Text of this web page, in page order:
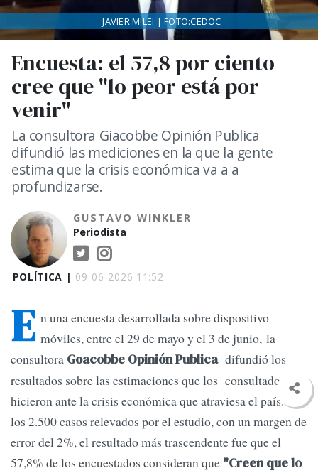
POLÍTICA | 09-06-2026 11:52
Encuesta: el 57,8 por ciento
cree que "lo peor está por
venir"
La consultora Giacobbe Opinión Publica
difundió las mediciones en la que la gente
estima que la crisis económica va a a
profundizarse.
GUSTAVO WINKLER
Periodista
JAVIER MILEI | FOTO:CEDOC
E n una encuesta desarrollada sobre dispositivo
móviles, entre el 29 de mayo y el 3 de junio, la
consultora Goacobbe Opinión Publicadifundió los
resultados sobre las estimaciones que los consultados
hicieron ante la crisis económica que atraviesa el país. De
los 2.500 casos relevados por el estudio, con un margen de
error del 2%, el resultado más trascendente fue que el
57,8% de los encuestados consideran que "Creen que lo